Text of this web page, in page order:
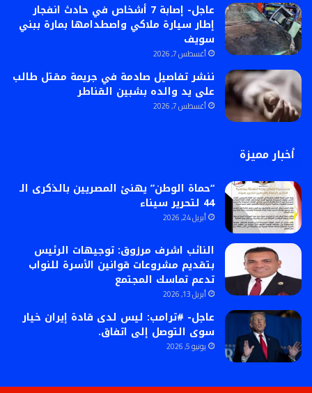
عاجل- إصابة 7 أشخاص في حادث انفجار
إطار سيارة ملاكي واصطدامها بمارة ببني
سويف
أغسطس 7, 2026
ننشر تفاصيل صادمة في جريمة مقتل طالب
على يد والده بشبين القناطر
أغسطس 7, 2026
أخبار مميزة
“حماة الوطن” يهنئ المصريين بالذكرى الـ
44 لتحرير سيناء
أبريل 24, 2026
النائب اشرف مرزوق: توجيهات الرئيس
بتقديم مشروعات قوانين الأسرة للنواب
تدعم تماسك المجتمع
أبريل 13, 2026
عاجل- #ترامب: ليس لدى قادة إيران خيار
سوى التوصل إلى اتفاق.
يونيو 5, 2026